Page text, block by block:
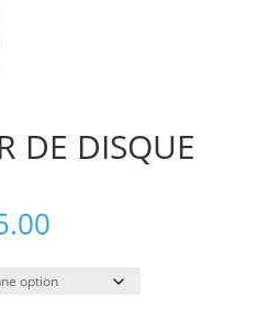
DE DISQUE
Plage
prix :
$16.00